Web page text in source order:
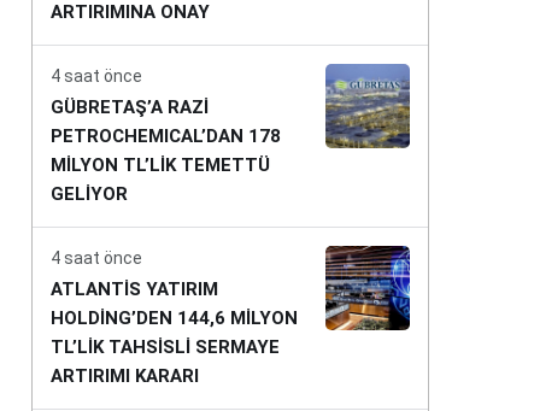
ARTIRIMINA ONAY
4 saat önce
GÜBRETAŞ’A RAZİ
PETROCHEMICAL’DAN 178
MİLYON TL’LİK TEMETTÜ
GELİYOR
4 saat önce
ATLANTİS YATIRIM
HOLDİNG’DEN 144,6 MİLYON
TL’LİK TAHSİSLİ SERMAYE
ARTIRIMI KARARI